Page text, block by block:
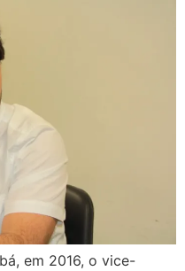
em 2016, o vice-